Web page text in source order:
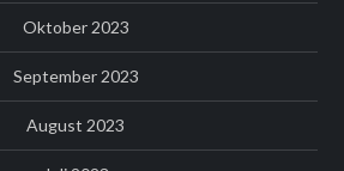
Oktober 2023
September 2023
August 2023